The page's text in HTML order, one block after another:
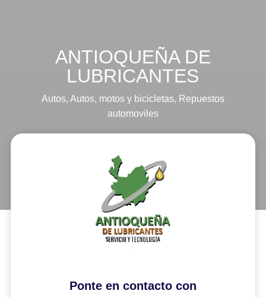
ANTIOQUEÑA DE
LUBRICANTES
Autos, Autos, motos y bicicletas, Repuestos
automoviles
Ponte en contacto con